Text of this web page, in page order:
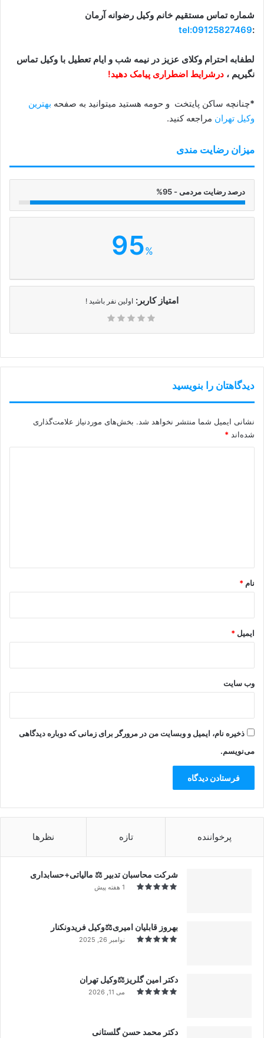
شماره تماس مستقیم خانم وکیل رضوانه آرمان
:
tel:09125827469
لطفابه احترام وکلای عزیز در نیمه شب و ایام تعطیل با وکیل تماس
نگیریم ، درشرایط اضطراری پیامک دهید!
*چنانچه ساکن پایتخت و حومه هستید میتوانید به صفحه بهترین
وکیل تهران مراجعه کنید.
میزان رضایت مندی
درصد رضایت مردمی - 95%
95%
امتیاز کاربر: اولین نفر باشید !
دیدگاهتان را بنویسید
نشانی ایمیل شما منتشر نخواهد شد. بخش‌های موردنیاز علامت‌گذاری
شده‌اند *
نام *
ایمیل *
وب‌ سایت
ذخیره نام، ایمیل و وبسایت من در مرورگر برای زمانی که دوباره دیدگاهی
می‌نویسم.
پرخواننده تازه نظرها
شرکت محاسبان تدبیر ⚖️ مالیاتی+حسابداری
1 هفته پیش
بهروز قابلیان امیری⚖️وکیل فریدونکنار
نوامبر 26, 2025
دکتر امین گلریز⚖️وکیل تهران
می 11, 2026
دکتر محمد حسن گلستانی